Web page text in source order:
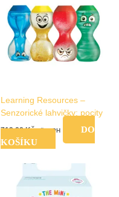
Learning Resources –
Senzorické lahvičky: pocity
719,00Kč vč. DPH
DO
KOŠÍKU